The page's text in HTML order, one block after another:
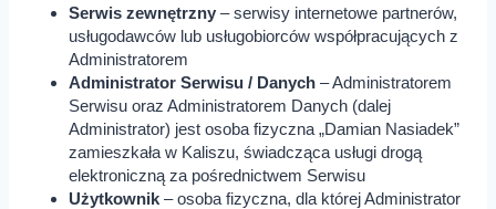
Serwis zewnętrzny – serwisy internetowe partnerów,
usługodawców lub usługobiorców współpracujących z
Administratorem
Administrator Serwisu / Danych – Administratorem
Serwisu oraz Administratorem Danych (dalej
Administrator) jest osoba fizyczna „Damian Nasiadek”
zamieszkała w Kaliszu, świadcząca usługi drogą
elektroniczną za pośrednictwem Serwisu
Użytkownik – osoba fizyczna, dla której Administrator